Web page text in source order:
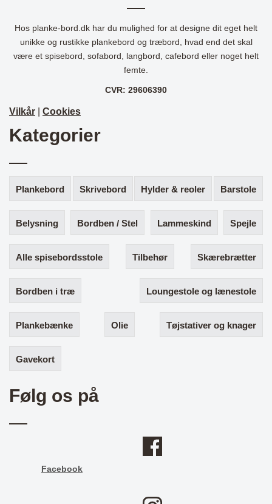
Hos planke-bord.dk har du mulighed for at designe dit eget helt
unikke og rustikke plankebord og træbord, hvad end det skal
være et spisebord, sofabord, langbord, cafebord eller noget helt
femte.
CVR: 29606390
Vilkår Cookies
Kategorier
Plankebord Skrivebord Hylder & reoler Barstole
Belysning Bordben / Stel Lammeskind Spejle
Alle spisebordsstole Tilbehør Skærebrætter
Bordben i træ Loungestole og lænestole
Plankebænke Olie Tøjstativer og knager
Gavekort
Følg os på
Facebook